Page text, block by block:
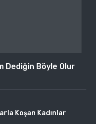
Dediğin Böyle Olur
Koşan Kadınlar